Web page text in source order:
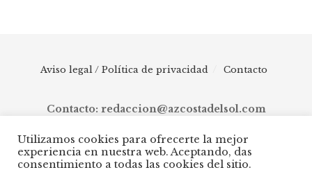
Aviso legal / Política de privacidad Contacto
Contacto: redaccion@azcostadelsol.com
© 2025 AZ Costa del Sol - Diario digital de Málaga capital hasta
Utilizamos cookies para ofrecerte la mejor
experiencia en nuestra web. Aceptando, das
consentimiento a todas las cookies del sitio.